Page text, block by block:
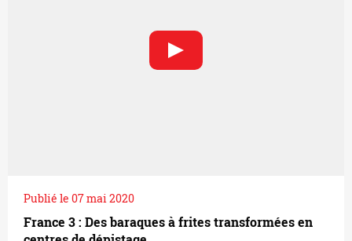
Publié le 07 mai 2020
France 3 : Des baraques à frites transformées en